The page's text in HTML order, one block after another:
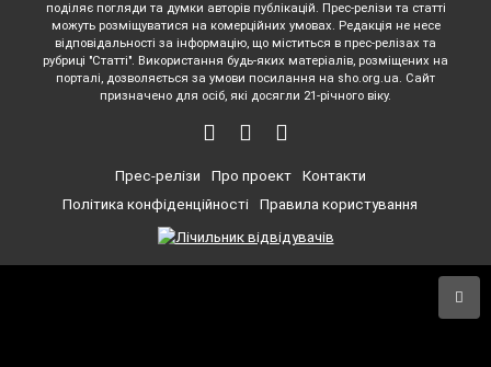
поділяє погляди та думки авторів публікацій. Прес-релізи та статті
можуть розміщуватися на комерційних умовах. Редакція не несе
відповідальності за інформацію, що міститься в прес-релізах та
рубриці "Статті". Використання будь-яких матеріалів, розміщених на
порталі, дозволяється за умови посилання на sho.org.ua. Сайт
призначено для осіб, які досягли 21-річного віку.
Прес-релізи Про проект
Контакти
Політика конфіденційності
Правила користування